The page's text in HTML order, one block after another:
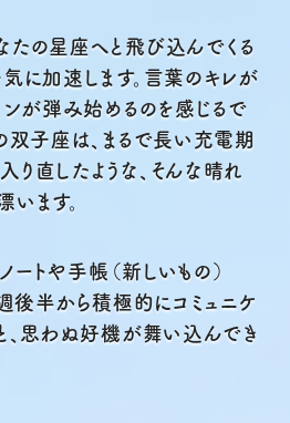
たの星座へと飛び込んでくる
に加速します。言葉のキレが
ンが弾み始めるのを感じるで
双子座は、まるで長い充電期
直したような、そんな晴れ
ます。
ートや手帳（新しいもの）
後半から積極的にコミュニケ
、思わぬ好機が舞い込んでき